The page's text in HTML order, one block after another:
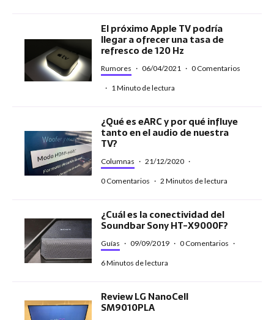
El próximo Apple TV podría
llegar a ofrecer una tasa de
refresco de 120 Hz
Rumores · 06/04/2021 · 0 Comentarios
· 1 Minuto de lectura
¿Qué es eARC y por qué influye
tanto en el audio de nuestra
TV?
Columnas · 21/12/2020 ·
0 Comentarios · 2 Minutos de lectura
¿Cuál es la conectividad del
Soundbar Sony HT-X9000F?
Guías · 09/09/2019 · 0 Comentarios ·
6 Minutos de lectura
Review LG NanoCell
SM9010PLA